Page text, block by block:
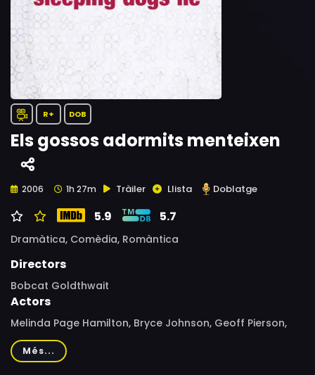
R+ DOB
Els gossos adormits menteixen
2006 1h 27m Tràiler Llista Doblatge
5.9 5.7
Dramàtica, Comèdia, Romàntica
Directors
Bobcat Goldthwait
Actors
Melinda Page Hamilton, Bryce Johnson, Geoff Pierson,
Colby French, Jack Plotnick, Brian Posehn, Morgan
Murphy, Rebecca Avery, Heidi Miller, Ella Miller
Més...